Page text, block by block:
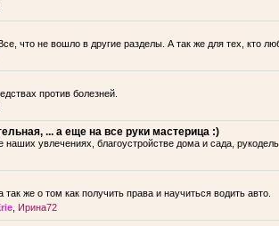
что не вошло в другие разделы. А так же для тех, кто
против болезней.
... а еще на все руки мастерица :)
наших увлечениях, благоустройстве дома и сада,
же о том как получить права и научиться водить авто.
Ирина72